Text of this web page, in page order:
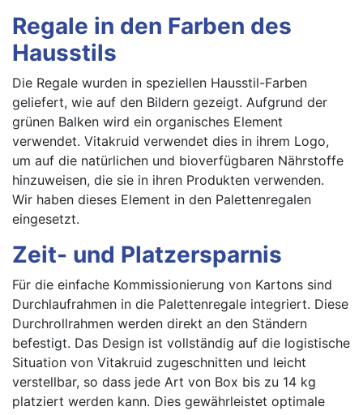
Regale in den Farben des
Hausstils
Die Regale wurden in speziellen Hausstil-Farben
geliefert, wie auf den Bildern gezeigt. Aufgrund der
grünen Balken wird ein organisches Element
verwendet. Vitakruid verwendet dies in ihrem Logo,
um auf die natürlichen und bioverfügbaren Nährstoffe
hinzuweisen, die sie in ihren Produkten verwenden.
Wir haben dieses Element in den Palettenregalen
eingesetzt.
Zeit- und Platzersparnis
Für die einfache Kommissionierung von Kartons sind
Durchlaufrahmen in die Palettenregale integriert. Diese
Durchrollrahmen werden direkt an den Ständern
befestigt. Das Design ist vollständig auf die logistische
Situation von Vitakruid zugeschnitten und leicht
verstellbar, so dass jede Art von Box bis zu 14 kg
platziert werden kann. Dies gewährleistet optimale